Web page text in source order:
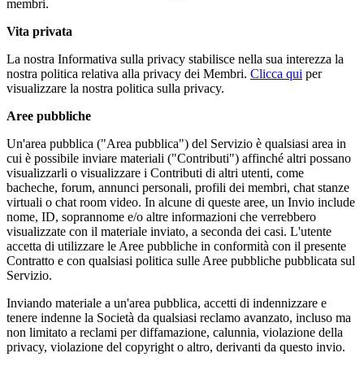
membri.
Vita privata
La nostra Informativa sulla privacy stabilisce nella sua interezza la
nostra politica relativa alla privacy dei Membri. Clicca qui per
visualizzare la nostra politica sulla privacy.
Aree pubbliche
Un'area pubblica ("Area pubblica") del Servizio è qualsiasi area in
cui è possibile inviare materiali ("Contributi") affinché altri possano
visualizzarli o visualizzare i Contributi di altri utenti, come
bacheche, forum, annunci personali, profili dei membri, chat stanze
virtuali o chat room video. In alcune di queste aree, un Invio include
nome, ID, soprannome e/o altre informazioni che verrebbero
visualizzate con il materiale inviato, a seconda dei casi. L'utente
accetta di utilizzare le Aree pubbliche in conformità con il presente
Contratto e con qualsiasi politica sulle Aree pubbliche pubblicata sul
Servizio.
Inviando materiale a un'area pubblica, accetti di indennizzare e
tenere indenne la Società da qualsiasi reclamo avanzato, incluso ma
non limitato a reclami per diffamazione, calunnia, violazione della
privacy, violazione del copyright o altro, derivanti da questo invio.